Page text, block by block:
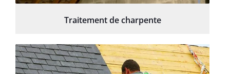
Traitement de charpente